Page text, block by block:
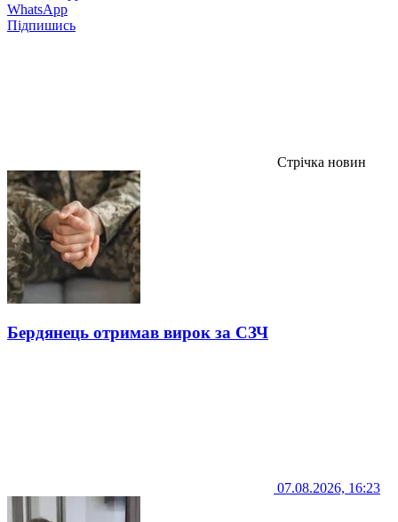
WhatsApp
Підпишись
Стрічка новин
Бердянець отримав вирок за СЗЧ
07.08.2026, 16:23